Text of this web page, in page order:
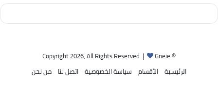
© Copyright 2026, All Rights Reserved |
Gneie
الرئيسية الأقسام سياسة الخصوصية اتصل بنا من نحن